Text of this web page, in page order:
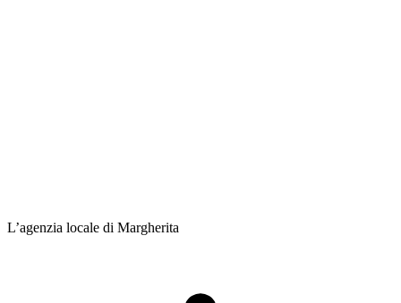
L’agenzia locale di Margherita